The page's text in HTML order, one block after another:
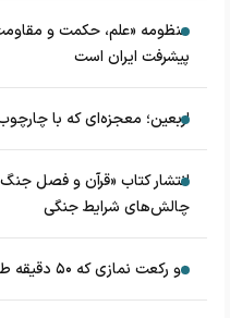
منظومه «علم، حکمت و
پیشرفت ایران است
اربعین؛ معجزه‌ای که با
انتشار کتاب «قرآن و فصل
چالش‌های شرایط جنگی
دو رکعت نمازی که ۵۰ دقیقه طول کشید